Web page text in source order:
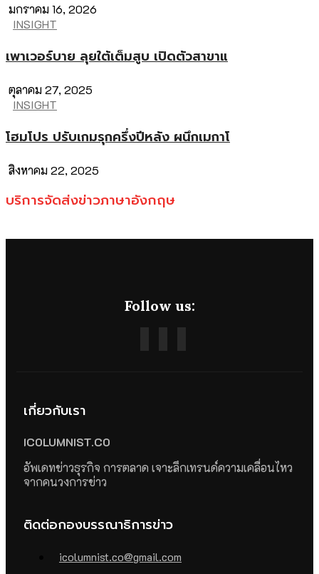
มกราคม 16, 2026
INSIGHT
เพาเวอร์บาย ลุยใต้เต็มสูบ เปิดตัวสาขาแ
ตุลาคม 27, 2025
INSIGHT
โฮมโปร ปรับเกมรุกครึ่งปีหลัง ผนึกเมกาโ
สิงหาคม 22, 2025
บริการจัดส่งข่าวภาษาอังกฤษ
Follow us:
เกี่ยวกับเรา
ICOLUMNIST.CO
อัพเดทข่าวธุรกิจ การตลาด เจาะลึกเทรนด์ความเคลื่อนไหว
จากคนวงการข่าว
ติดต่อกองบรรณาธิการข่าว
icolumnist.co@gmail.com